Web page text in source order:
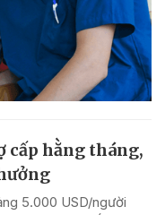
cấp hằng tháng,
5.000 USD/người